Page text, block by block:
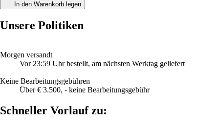
In den Warenkorb legen
Unsere Politiken
Morgen versandt
Vor 23:59 Uhr bestellt, am nächsten Werktag geliefert
Keine Bearbeitungsgebühren
Über € 3.500, - keine Bearbeitungsgebühr
Schneller Vorlauf zu: